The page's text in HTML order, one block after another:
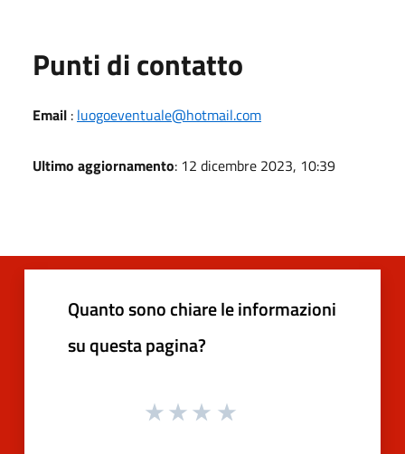
Punti di contatto
Email : luogoeventuale@hotmail.com
Ultimo aggiornamento: 12 dicembre 2023, 10:39
Quanto sono chiare le informazioni
su questa pagina?